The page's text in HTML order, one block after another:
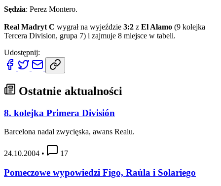
Sędzia: Perez Montero.
Real Madryt C wygrał na wyjeździe 3:2 z El Alamo (9 kolejka
Tercera Division, grupa 7) i zajmuje 8 miejsce w tabeli.
Udostępnij:
Ostatnie aktualności
8. kolejka Primera División
Barcelona nadal zwycięska, awans Realu.
24.10.2004 • 17
Pomeczowe wypowiedzi Figo, Raúla i Solariego